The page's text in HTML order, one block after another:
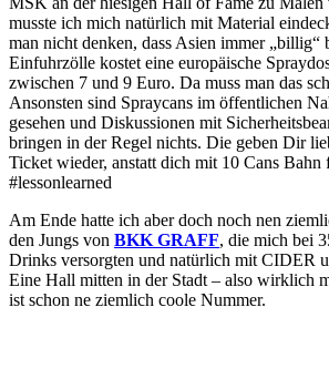
musste ich mich natürlich mit Material
man nicht denken, dass Asien immer „billig“
Einfuhrzölle kostet eine europäische
zwischen 7 und 9 Euro. Da muss man das
Ansonsten sind Spraycans im öffentlichen
gesehen und Diskussionen mit
bringen in der Regel nichts. Die geben Dir
Ticket wieder, anstatt dich mit 10 Cans Bahn
#lessonlearned
Am Ende hatte ich aber doch noch nen
den Jungs von BKK GRAFF, die mich bei
Drinks versorgten und natürlich mit CIDER
Eine Hall mitten in der Stadt – also wirklich
ist schon ne ziemlich coole Nummer.